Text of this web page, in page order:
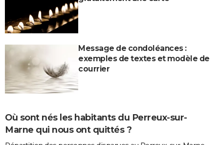
Message de condoléances :
exemples de textes et modèle de
courrier
Où sont nés les habitants du Perreux-sur-
Marne qui nous ont quittés ?